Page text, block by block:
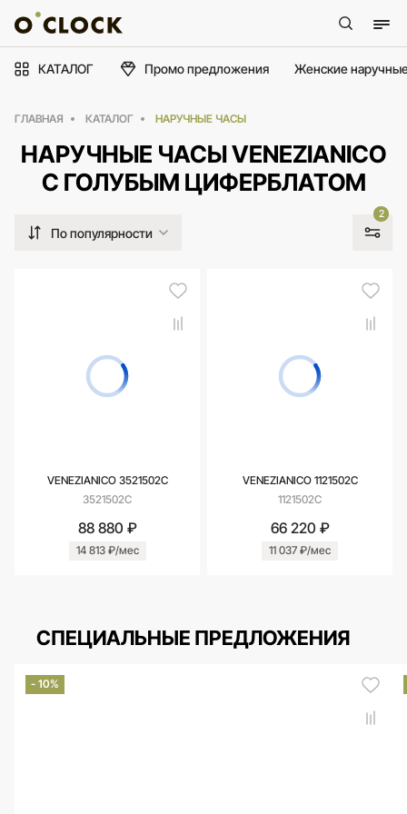
КАТАЛОГ Промо предложения Женские
ГЛАВНАЯ КАТАЛОГ НАРУЧНЫЕ ЧАСЫ
НАРУЧНЫЕ ЧАСЫ VENEZIANICO
С ГОЛУБЫМ ЦИФЕРБЛАТОМ
По популярности
2
VENEZIANICO 3521502С
3521502С
88 880 ₽
14 813 ₽/мес
VENEZIANICO 1121502С
1121502С
66 220 ₽
11 037 ₽/мес
СПЕЦИАЛЬНЫЕ ПРЕДЛОЖЕНИЯ
- 10%